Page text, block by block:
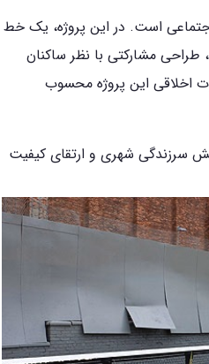
است. در این پروژه، یک خط
مشارکتی با نظر ساکنان
اخلاقی این پروژه محسوب
سرزندگی شهری و ارتقای کیفیت